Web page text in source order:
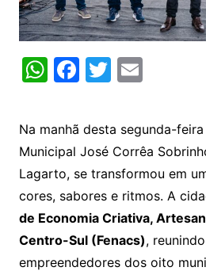
W
at
s
A
p
p
F
c
e
b
o
o
k
T
itt
er
E
ai
l
Na manhã desta segunda-
Municipal José Corrêa
Lagarto, se transformou em
cores, sabores e ritmos. A
de Economia Criativa,
Centro-Sul (Fenacs),
empreendedores dos oito